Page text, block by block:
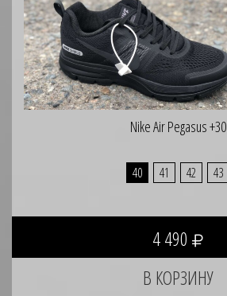
Nike Air Pegasus +30
40 41 42 43
4 490